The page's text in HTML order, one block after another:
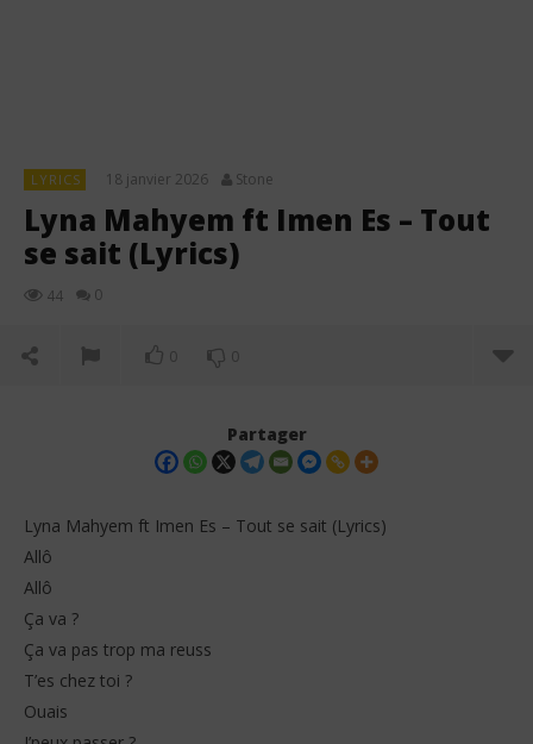
LYRICS 18 janvier 2026 Stone
Lyna Mahyem ft Imen Es – Tout
se sait (Lyrics)
44 0
0 0
Partager
Lyna Mahyem ft Imen Es – Tout se sait (Lyrics)
Allô
Allô
Ça va ?
Ça va pas trop ma reuss
T’es chez toi ?
Ouais